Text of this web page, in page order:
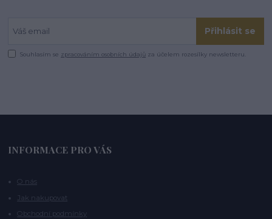
Přihlásit se
Souhlasím se zpracováním osobních údajů za účelem rozesílky newsletteru.
INFORMACE PRO VÁS
O nás
Jak nakupovat
Obchodní podmínky